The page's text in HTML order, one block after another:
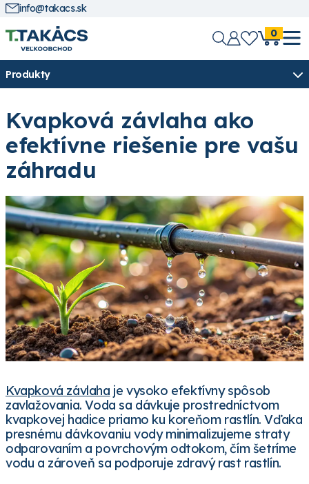
info@takacs.sk
0
Produkty
Kvapková závlaha ako
efektívne riešenie pre vašu
záhradu
Kvapková závlaha je vysoko efektívny spôsob
zavlažovania. Voda sa dávkuje prostredníctvom
kvapkovej hadice priamo ku koreňom rastlín. Vďaka
presnému dávkovaniu vody minimalizujeme straty
odparovaním a povrchovým odtokom, čím šetríme
vodu a zároveň sa podporuje zdravý rast rastlín.